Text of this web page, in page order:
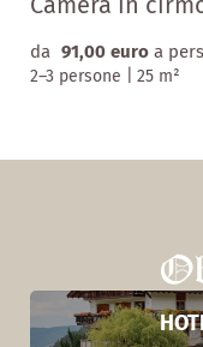
da 91,00 euro a
2–3 persone 25 m²